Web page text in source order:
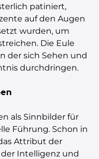
patiniert,
auf den Augen
wurden, um
Die Eule
der sich Sehen und
durchdringen.
als Sinnbilder für
Führung. Schon in
Attribut der
Intelligenz und